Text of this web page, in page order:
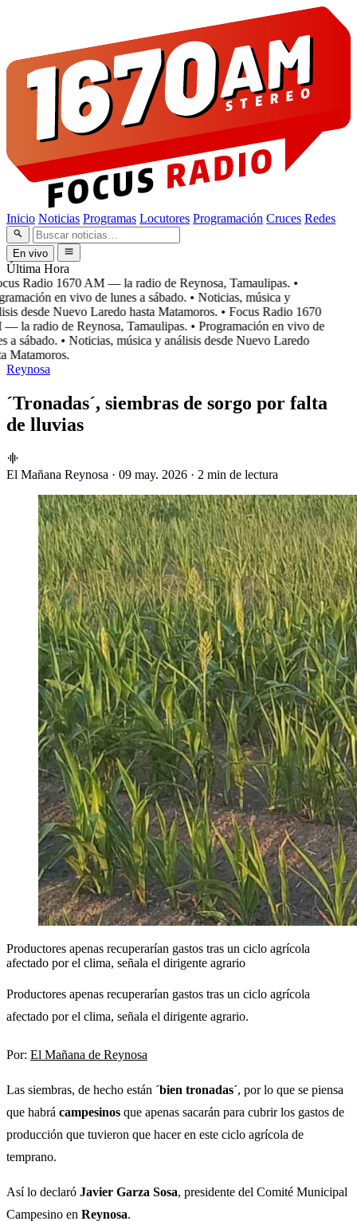
Inicio Noticias Programas Locutores Programación Cruces Redes
En vivo
Última Hora
Radio 1670 AM — la radio de Reynosa, Tamaulipas. •
en vivo de lunes a sábado. • Noticias, música y
desde Nuevo Laredo hasta Matamoros. • Focus Radio 1670
la radio de Reynosa, Tamaulipas. • Programación en vivo de
a sábado. • Noticias, música y análisis desde Nuevo Laredo
Matamoros.
Reynosa
´Tronadas´, siembras de sorgo por falta
de lluvias
El Mañana Reynosa · 09 may. 2026 · 2 min de lectura
Productores apenas recuperarían gastos tras un ciclo agrícola
afectado por el clima, señala el dirigente agrario
Productores apenas recuperarían gastos tras un ciclo agrícola
afectado por el clima, señala el dirigente agrario.
Por: El Mañana de Reynosa
Las siembras, de hecho están ´bien tronadas´, por lo que se piensa
que habrá campesinos que apenas sacarán para cubrir los gastos de
producción que tuvieron que hacer en este ciclo agrícola de
temprano.
Así lo declaró Javier Garza Sosa, presidente del Comité Municipal
Campesino en Reynosa.